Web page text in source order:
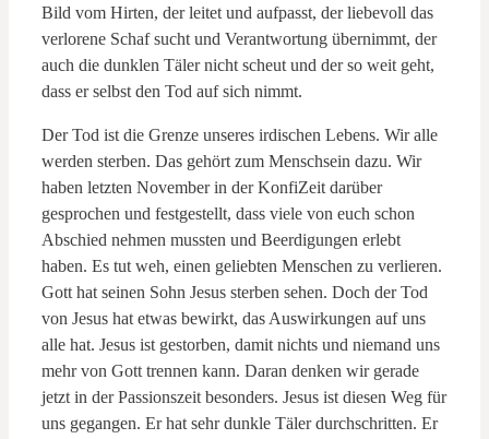
Bild vom Hirten, der leitet und aufpasst, der liebevoll das
verlorene Schaf sucht und Verantwortung übernimmt, der
auch die dunklen Täler nicht scheut und der so weit geht,
dass er selbst den Tod auf sich nimmt.
Der Tod ist die Grenze unseres irdischen Lebens. Wir alle
werden sterben. Das gehört zum Menschsein dazu. Wir
haben letzten November in der KonfiZeit darüber
gesprochen und festgestellt, dass viele von euch schon
Abschied nehmen mussten und Beerdigungen erlebt
haben. Es tut weh, einen geliebten Menschen zu verlieren.
Gott hat seinen Sohn Jesus sterben sehen. Doch der Tod
von Jesus hat etwas bewirkt, das Auswirkungen auf uns
alle hat. Jesus ist gestorben, damit nichts und niemand uns
mehr von Gott trennen kann. Daran denken wir gerade
jetzt in der Passionszeit besonders. Jesus ist diesen Weg für
uns gegangen. Er hat sehr dunkle Täler durchschritten. Er